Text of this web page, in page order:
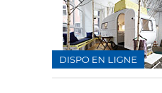
DISPO EN LIGNE